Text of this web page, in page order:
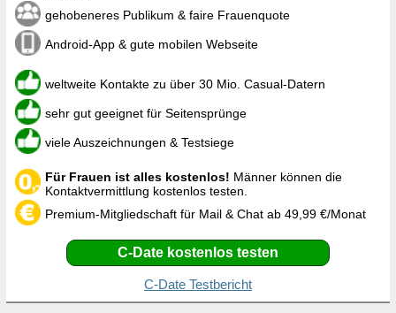
gehobeneres Publikum & faire Frauenquote
Android-App & gute mobilen Webseite
weltweite Kontakte zu über 30 Mio. Casual-Datern
sehr gut geeignet für Seitensprünge
viele Auszeichnungen & Testsiege
Für Frauen ist alles kostenlos! Männer können die
Kontaktvermittlung kostenlos testen.
Premium-Mitgliedschaft für Mail & Chat ab 49,99 €/Monat
C-Date kostenlos testen
C-Date Testbericht